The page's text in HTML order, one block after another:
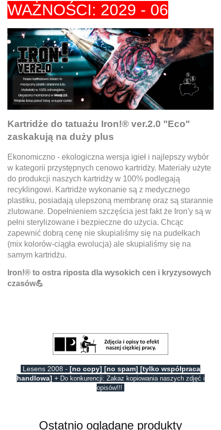
WAŻNOŚCI: 2029 - 06
Kartridże do tatuażu Iron!® ver.2.0 "Eco"
zaskakują na duży plus
Ekonomiczno - ekologiczna wersja igieł i najlepszy wybór
w kategorii przystępnych cenowo kartridży. Materiały użyte
do produkcji naszych kartridży w 100% podlegają
recyklingowi. Kartridże wykonanie są z medycznego
plastiku, posiadają ulepszoną membranę oraz są starannie
zlutowane. Dopełnieniem szczęścia jest fakt że Iron'y są w
pełni sterylizowane i bezpieczne do użycia. Chcąc
zapewnić dobrą cenę nie skupialiśmy się na pudełkach
(mix kolorów-ciągła ewolucja) ale skupialiśmy się na
samym kartridżu.
Iron!® to ostra riposta dla wysokich cen i kryzysowych
czasów💪
Lesens 2008 - [no copy] [no spam] [tylko współpraca
handlowa] + Do konkurencji: Zakaz kopiowania naszych zdjęć i
opisów!!!
Ostatnio oglądane produkty